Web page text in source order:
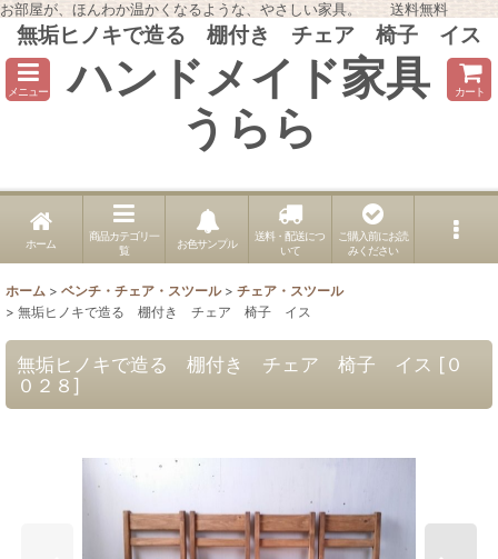
お部屋が、ほんわか温かくなるような、やさしい家具。 送料無料
無垢ヒノキで造る 棚付き チェア 椅子 イス
メニュー ハンドメイド家具
うらら
カート
ホーム
商品カテゴリ一
覧
お色サンプル
送料・配送につ
いて
ご購入前にお読
みください
ホーム > ベンチ・チェア・スツール > チェア・スツール
> 無垢ヒノキで造る 棚付き チェア 椅子 イス
無垢ヒノキで造る 棚付き チェア 椅子 イス [０
０２８]